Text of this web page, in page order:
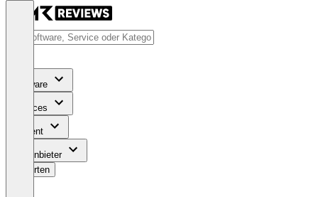
Software
Services
Content
Für Anbieter
Bewerten